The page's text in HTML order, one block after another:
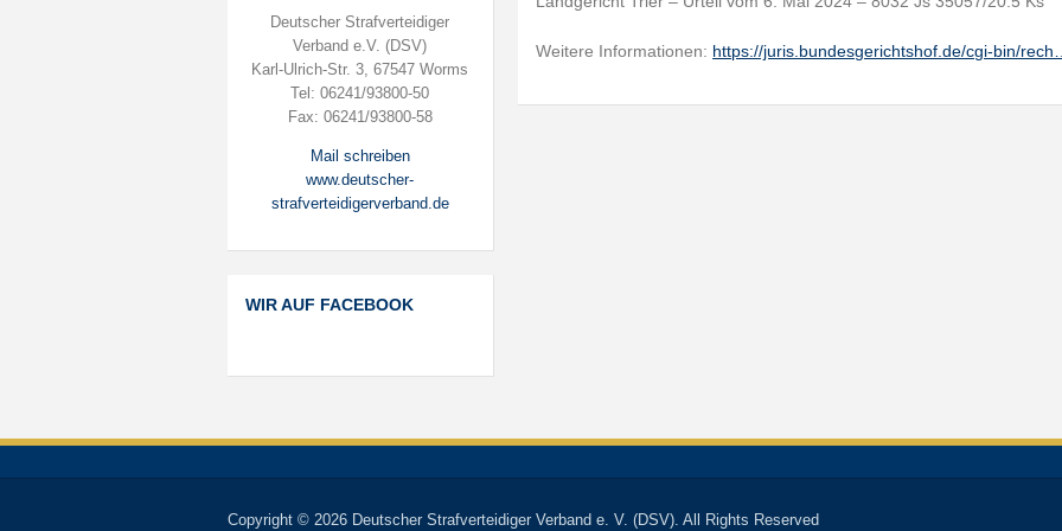
Deutscher Strafverteidiger
Verband e.V. (DSV)
Karl-Ulrich-Str. 3, 67547 Worms
Tel: 06241/93800-50
Fax: 06241/93800-58
Mail schreiben
www.deutscher-
strafverteidigerverband.de
WIR AUF FACEBOOK
Weitere Informationen: https://juris.bundesgerichtshof.de/cgi-bin/rech…
Copyright © 2026 Deutscher Strafverteidiger Verband e. V. (DSV). All Rights Reserved